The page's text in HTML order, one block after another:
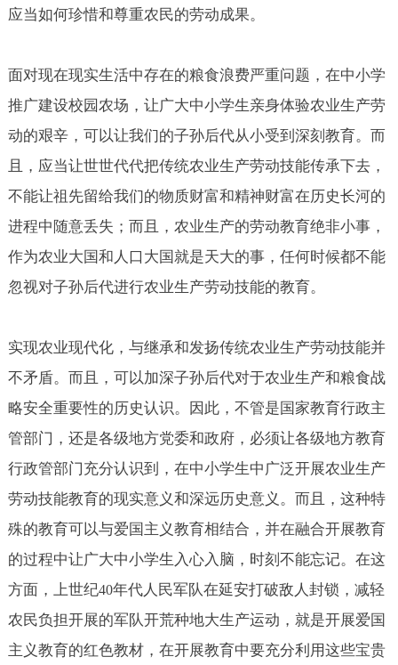
应当如何珍惜和尊重农民的劳动成果。
面对现在现实生活中存在的粮食浪费严重问题，在中小学
推广建设校园农场，让广大中小学生亲身体验农业生产劳
动的艰辛，可以让我们的子孙后代从小受到深刻教育。而
且，应当让世世代代把传统农业生产劳动技能传承下去，
不能让祖先留给我们的物质财富和精神财富在历史长河的
进程中随意丢失；而且，农业生产的劳动教育绝非小事，
作为农业大国和人口大国就是天大的事，任何时候都不能
忽视对子孙后代进行农业生产劳动技能的教育。
实现农业现代化，与继承和发扬传统农业生产劳动技能并
不矛盾。而且，可以加深子孙后代对于农业生产和粮食战
略安全重要性的历史认识。因此，不管是国家教育行政主
管部门，还是各级地方党委和政府，必须让各级地方教育
行政管部门充分认识到，在中小学生中广泛开展农业生产
劳动技能教育的现实意义和深远历史意义。而且，这种特
殊的教育可以与爱国主义教育相结合，并在融合开展教育
的过程中让广大中小学生入心入脑，时刻不能忘记。在这
方面，上世纪40年代人民军队在延安打破敌人封锁，减轻
农民负担开展的军队开荒种地大生产运动，就是开展爱国
主义教育的红色教材，在开展教育中要充分利用这些宝贵